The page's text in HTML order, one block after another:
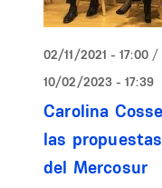
02/11/2021 - 17:00 /
10/02/2023 - 17:39
Carolina
las
del Mercosur